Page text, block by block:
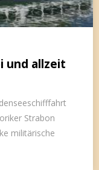
und allzeit
Strabon
militärische